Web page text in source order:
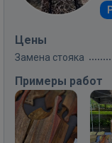
Цены
Замена стояка
Примеры работ